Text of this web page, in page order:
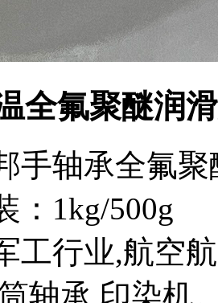
全氟聚醚润
手轴承全氟
：1kg/500g
工行业,航空
轴承,印染机